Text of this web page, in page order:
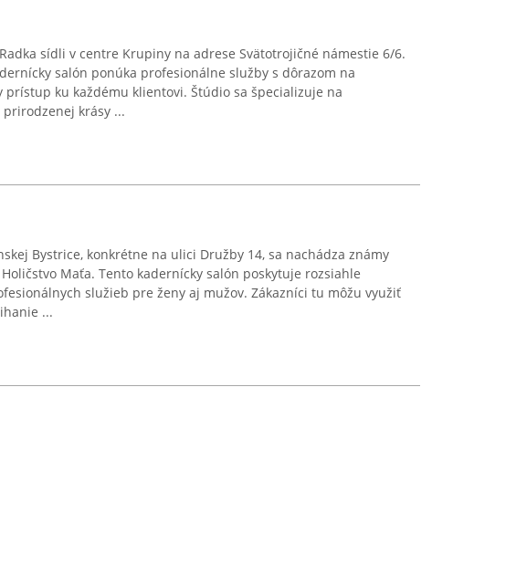
sídli v centre Krupiny na adrese Svätotrojičné námestie 6/6.
salón ponúka profesionálne služby s dôrazom na
prístup ku každému klientovi. Štúdio sa špecializuje na
krásy ...
Bystrice, konkrétne na ulici Družby 14, sa nachádza známy
Maťa. Tento kadernícky salón poskytuje rozsiahle
služieb pre ženy aj mužov. Zákazníci tu môžu využiť
...